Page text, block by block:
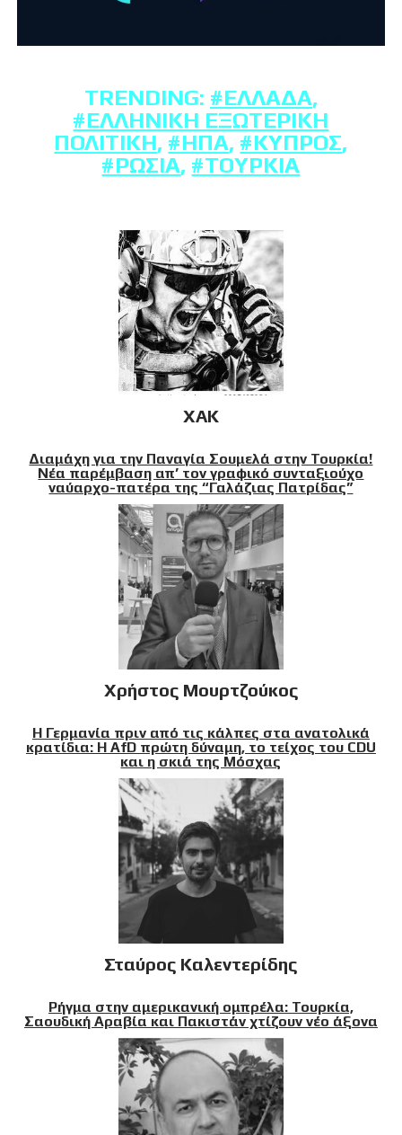
TRENDING: #ΕΛΛΆΔΑ,
#ΕΛΛΗΝΙΚΉ ΕΞΩΤΕΡΙΚΉ
ΠΟΛΙΤΙΚΉ, #ΗΠΑ, #ΚΎΠΡΟΣ,
#ΡΩΣΊΑ, #ΤΟΥΡΚΊΑ
XAK
Διαμάχη για την Παναγία Σουμελά στην Τουρκία!
Νέα παρέμβαση απ’ τον γραφικό συνταξιούχο
ναύαρχο-πατέρα της “Γαλάζιας Πατρίδας”
Χρήστος Μουρτζούκος
Η Γερμανία πριν από τις κάλπες στα ανατολικά
κρατίδια: Η AfD πρώτη δύναμη, το τείχος του CDU
και η σκιά της Μόσχας
Σταύρος Καλεντερίδης
Ρήγμα στην αμερικανική ομπρέλα: Τουρκία,
Σαουδική Αραβία και Πακιστάν χτίζουν νέο άξονα